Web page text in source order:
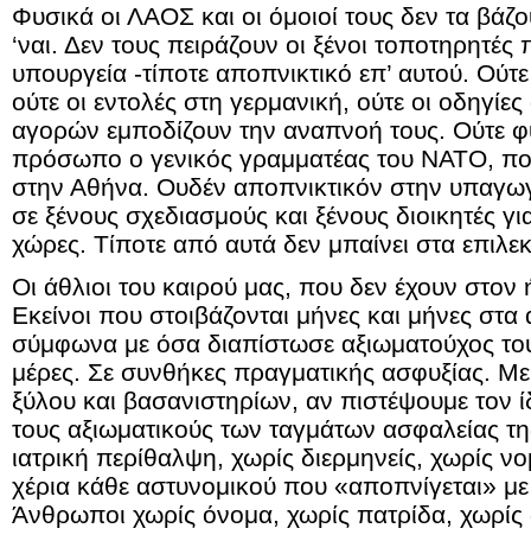
Φυσικά οι ΛΑΟΣ και οι όμοιοί τους δεν τα
‘ναι. Δεν τους πειράζουν οι ξένοι
υπουργεία -τίποτε αποπνικτικό επ’ αυτού.
ούτε οι εντολές στη γερμανική, ούτε οι
αγορών εμποδίζουν την αναπνοή τους. Ούτε
πρόσωπο ο γενικός γραμματέας του ΝΑΤΟ, που
στην Αθήνα. Ουδέν αποπνικτικόν στην
σε ξένους σχεδιασμούς και ξένους διοικητές
χώρες. Τίποτε από αυτά δεν μπαίνει στα
Οι άθλιοι του καιρού μας, που δεν έχουν στον
Εκείνοι που στοιβάζονται μήνες και μήνες
σύμφωνα με όσα διαπίστωσε αξιωματούχος
μέρες. Σε συνθήκες πραγματικής ασφυξίας.
ξύλου και βασανιστηρίων, αν πιστέψουμε τον
τους αξιωματικούς των ταγμάτων ασφαλείας
ιατρική περίθαλψη, χωρίς διερμηνείς, χωρίς
χέρια κάθε αστυνομικού που «αποπνίγεται»
Άνθρωποι χωρίς όνομα, χωρίς πατρίδα, χωρίς